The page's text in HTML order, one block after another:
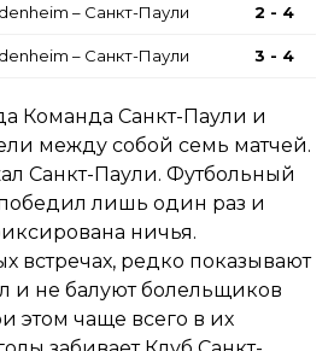
– Санкт-Паули 2 - 4
– Санкт-Паули 3 - 4
Команда Санкт-Паули и
между собой семь матчей.
Санкт-Паули. Футбольный
лишь один раз и
ничья.
встречах, редко показывают
и не балуют болельщиков
этом чаще всего в их